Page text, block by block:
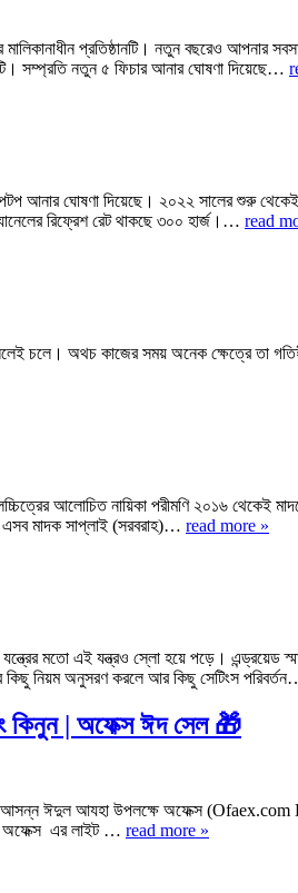
প্রতিষ্ঠানটি। নতুন বছরেও আপনার
সম্প্রতি নতুন ৫ ফিচার আনার ঘোষণা দিয়েছে…
আনার ঘোষণা দিয়েছে। ২০২২ সালের শুরু
রিফ্রেশ রেট থাকছে ৩০০ হার্জ।… read
চলে। অথচ কাজের সময় অনেক ক্ষেত্রে তা
আলোচিত নায়িকা পরীমণি ২০১৬ থেকেই
এসব মাদক সাপ্লাই (সরবরাহ)… read more »
মতো এই যন্ত্রও স্লো হয়ে পড়ে। এন্ড্রয়েড
কিছু নিয়ম অনুসরণ করলে আর কিছু সেটিংস
কিনুন | অফেক্স ঈদ সেল 🎁
ঈদুল আযহা উপলক্ষে অফেক্স (Ofaex.com
অফেক্স এর লাইট … read more »